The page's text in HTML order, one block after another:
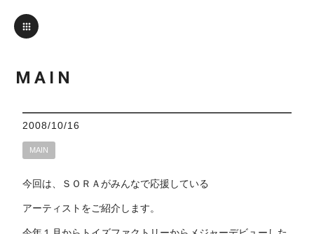
MAIN
2008/10/16
MAIN
今回は、ＳＯＲＡがみんなで応援している
アーティストをご紹介します。